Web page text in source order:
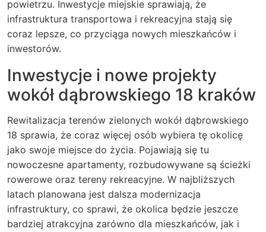
powietrzu. Inwestycje miejskie sprawiają, że
infrastruktura transportowa i rekreacyjna stają się
coraz lepsze, co przyciąga nowych mieszkańców i
inwestorów.
Inwestycje i nowe projekty
wokół dąbrowskiego 18 kraków
Rewitalizacja terenów zielonych wokół dąbrowskiego
18 sprawia, że coraz więcej osób wybiera tę okolicę
jako swoje miejsce do życia. Pojawiają się tu
nowoczesne apartamenty, rozbudowywane są ścieżki
rowerowe oraz tereny rekreacyjne. W najbliższych
latach planowana jest dalsza modernizacja
infrastruktury, co sprawi, że okolica będzie jeszcze
bardziej atrakcyjna zarówno dla mieszkańców, jak i